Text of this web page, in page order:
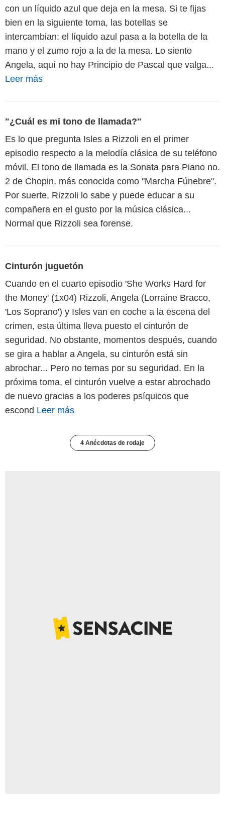
con un líquido azul que deja en la mesa. Si te fijas
bien en la siguiente toma, las botellas se
intercambian: el líquido azul pasa a la botella de la
mano y el zumo rojo a la de la mesa. Lo siento
Angela, aquí no hay Principio de Pascal que valga...
Leer más
"¿Cuál es mi tono de llamada?"
Es lo que pregunta Isles a Rizzoli en el primer
episodio respecto a la melodía clásica de su teléfono
móvil. El tono de llamada es la Sonata para Piano no.
2 de Chopin, más conocida como "Marcha Fúnebre".
Por suerte, Rizzoli lo sabe y puede educar a su
compañera en el gusto por la música clásica...
Normal que Rizzoli sea forense.
Cinturón juguetón
Cuando en el cuarto episodio 'She Works Hard for
the Money' (1x04) Rizzoli, Angela (Lorraine Bracco,
'Los Soprano') y Isles van en coche a la escena del
crimen, esta última lleva puesto el cinturón de
seguridad. No obstante, momentos después, cuando
se gira a hablar a Angela, su cinturón está sin
abrochar... Pero no temas por su seguridad. En la
próxima toma, el cinturón vuelve a estar abrochado
de nuevo gracias a los poderes psíquicos que
escond Leer más
4 Anécdotas de rodaje